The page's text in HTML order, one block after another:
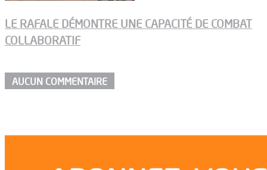
LE RAFALE DÉMONTRE UNE CAPACITÉ DE COMBAT
COLLABORATIF
AUCUN COMMENTAIRE